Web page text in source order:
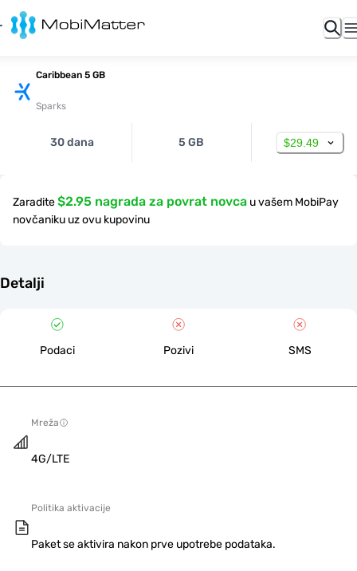
Caribbean 5 GB
Sparks
30 dana 5 GB $29.49
Zaradite$2.95 nagrada za povrat novca u vašem MobiPay
novčaniku uz ovu kupovinu
Detalji
Podaci Pozivi SMS
Mreža
4G/LTE
Politika aktivacije
Paket se aktivira nakon prve upotrebe podataka.